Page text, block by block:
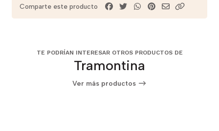
Comparte este producto
TE PODRÍAN INTERESAR OTROS PRODUCTOS DE
Tramontina
Ver más productos